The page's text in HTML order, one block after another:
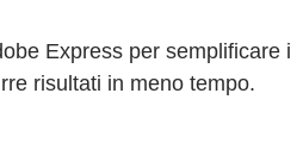
Express per semplificare i
risultati in meno tempo.